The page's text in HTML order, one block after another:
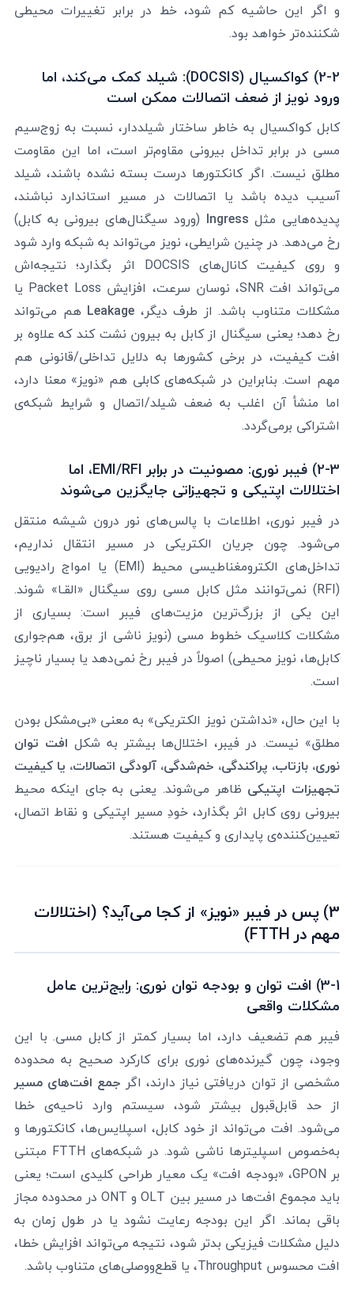
و اگر این حاشیه کم شود، خط در برابر تغییرات محیطی
شکننده‌تر خواهد بود.
2-2) کواکسیال (DOCSIS): شیلد کمک می‌کند، اما
ورود نویز از ضعف اتصالات ممکن است
کابل کواکسیال به خاطر ساختار شیلددار، نسبت به زوج‌سیم
مسی در برابر تداخل بیرونی مقاوم‌تر است، اما این مقاومت
مطلق نیست. اگر کانکتورها درست بسته نشده باشند، شیلد
آسیب دیده باشد یا اتصالات در مسیر استاندارد نباشند،
پدیده‌هایی مثل Ingress (ورود سیگنال‌های بیرونی به کابل)
رخ می‌دهد. در چنین شرایطی، نویز می‌تواند به شبکه وارد شود
و روی کیفیت کانال‌های DOCSIS اثر بگذارد؛ نتیجه‌اش
می‌تواند افت SNR، نوسان سرعت، افزایش Packet Loss یا
مشکلات متناوب باشد. از طرف دیگر، Leakage هم می‌تواند
رخ دهد؛ یعنی سیگنال از کابل به بیرون نشت کند که علاوه بر
افت کیفیت، در برخی کشورها به دلایل تداخلی/قانونی هم
مهم است. بنابراین در شبکه‌های کابلی هم «نویز» معنا دارد،
اما منشأ آن اغلب به ضعف شیلد/اتصال و شرایط شبکه‌ی
اشتراکی برمی‌گردد.
2-3) فیبر نوری: مصونیت در برابر EMI/RFI، اما
اختلالات اپتیکی و تجهیزاتی جایگزین می‌شوند
در فیبر نوری، اطلاعات با پالس‌های نور درون شیشه منتقل
می‌شود. چون جریان الکتریکی در مسیر انتقال نداریم،
تداخل‌های الکترومغناطیسی محیط (EMI) یا امواج رادیویی
(RFI) نمی‌توانند مثل کابل مسی روی سیگنال «القـا» شوند.
این یکی از بزرگ‌ترین مزیت‌های فیبر است: بسیاری از
مشکلات کلاسیک خطوط مسی (نویز ناشی از برق، هم‌جواری
کابل‌ها، نویز محیطی) اصولاً در فیبر رخ نمی‌دهد یا بسیار ناچیز
است.
با این حال، «نداشتن نویز الکتریکی» به معنی «بی‌مشکل بودن
مطلق» نیست. در فیبر، اختلال‌ها بیشتر به شکل افت توان
نوری، بازتاب، پراکندگی، خم‌شدگی، آلودگی اتصالات، یا کیفیت
تجهیزات اپتیکی ظاهر می‌شوند. یعنی به جای اینکه محیط
بیرونی روی کابل اثر بگذارد، خودِ مسیر اپتیکی و نقاط اتصال،
تعیین‌کننده‌ی پایداری و کیفیت هستند.
3) پس در فیبر «نویز» از کجا می‌آید؟ (اختلالات
مهم در FTTH)
3-1) افت توان و بودجه توان نوری: رایج‌ترین عامل
مشکلات واقعی
فیبر هم تضعیف دارد، اما بسیار کمتر از کابل مسی. با این
وجود، چون گیرنده‌های نوری برای کارکرد صحیح به محدوده
مشخصی از توان دریافتی نیاز دارند، اگر جمع افت‌های مسیر
از حد قابل‌قبول بیشتر شود، سیستم وارد ناحیه‌ی خطا
می‌شود. افت می‌تواند از خود کابل، اسپلایس‌ها، کانکتورها و
به‌خصوص اسپلیترها ناشی شود. در شبکه‌های FTTH مبتنی
بر GPON، «بودجه افت» یک معیار طراحی کلیدی است؛ یعنی
باید مجموع افت‌ها در مسیر بین OLT و ONT در محدوده مجاز
باقی بماند. اگر این بودجه رعایت نشود یا در طول زمان به
دلیل مشکلات فیزیکی بدتر شود، نتیجه می‌تواند افزایش خطا،
افت محسوس Throughput، یا قطع‌ووصلی‌های متناوب باشد.